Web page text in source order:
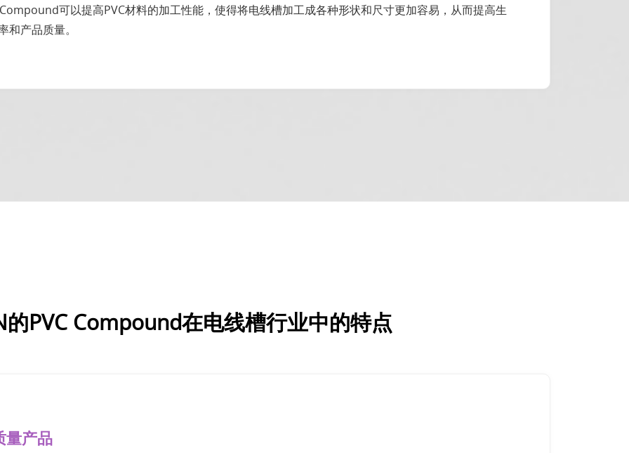
可以提高PVC材料的加工性能，使得将电线槽加工成各种形状和尺寸更加容易，从而提高生
和产品质量。
的PVC Compound在电线槽行业中的特点
量产品